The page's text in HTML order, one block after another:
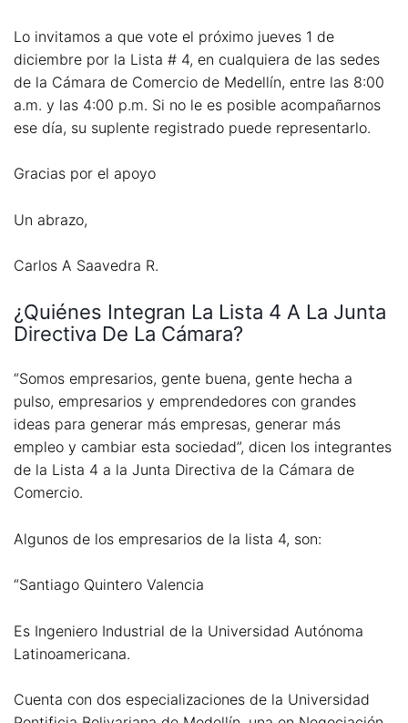
Lo invitamos a que vote el próximo jueves 1 de
diciembre por la Lista # 4, en cualquiera de las sedes
de la Cámara de Comercio de Medellín, entre las 8:00
a.m. y las 4:00 p.m. Si no le es posible acompañarnos
ese día, su suplente registrado puede representarlo.
Gracias por el apoyo
Un abrazo,
Carlos A Saavedra R.
¿Quiénes Integran La Lista 4 A La Junta
Directiva De La Cámara?
“Somos empresarios, gente buena, gente hecha a
pulso, empresarios y emprendedores con grandes
ideas para generar más empresas, generar más
empleo y cambiar esta sociedad”, dicen los integrantes
de la Lista 4 a la Junta Directiva de la Cámara de
Comercio.
Algunos de los empresarios de la lista 4, son:
“Santiago Quintero Valencia
Es Ingeniero Industrial de la Universidad Autónoma
Latinoamericana.
Cuenta con dos especializaciones de la Universidad